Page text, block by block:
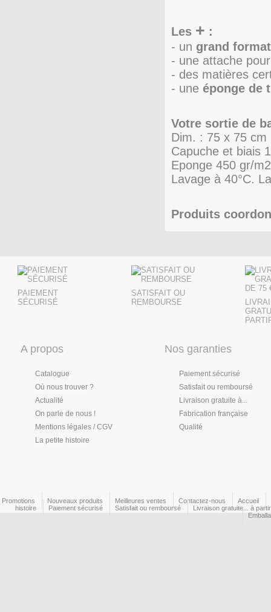
Les + :
- un grand format
- une attache
- des matières
- une éponge de
Votre sortie de
Dim. : 75 x 75 cm
Capuche et biais
Eponge 450 gr/
Lavage à 40°C.
Produits
PAIEMENT
SÉCURISÉ
SATISFAIT OU
REMBOURSE
A propos
Catalogue
Où nous trouver ?
Actualité
On parle de nous !
Mentions légales / CGV
La petite histoire
Nos garanties
Paiement sécurisé
Satisfait ou remboursé
Livraison gratuite à...
Fabrication française
Qualité
Promotions Nouveaux produits Meilleures ventes Contactez-nous Accueil
histoire
Paiement sécurisé Satisfait ou remboursé
Livraison gratuite... à